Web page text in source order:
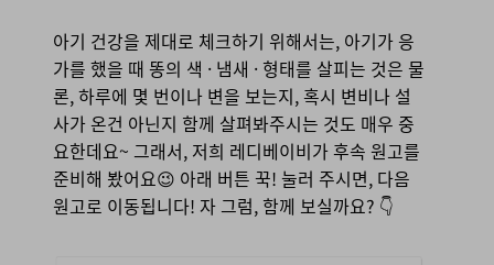
아기 건강을 제대로 체크하기 위해서는, 아기가 응
가를 했을 때 똥의 색 · 냄새 · 형태를 살피는 것은 물
론, 하루에 몇 번이나 변을 보는지, 혹시 변비나 설
사가 온건 아닌지 함께 살펴봐주시는 것도 매우 중
요한데요~ 그래서, 저희 레디베이비가 후속 원고를
준비해 봤어요😉 아래 버튼 꾹! 눌러 주시면, 다음
원고로 이동됩니다! 자 그럼, 함께 보실까요? 👇